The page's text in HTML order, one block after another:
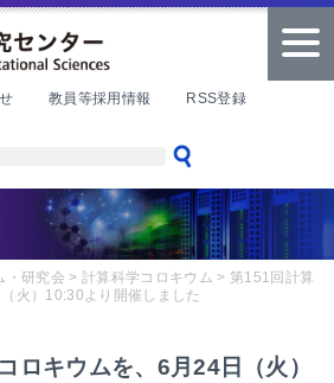
教員等採用情報
RSS登録
・研究会 >計算科学コロキウム > 第151回計算
火）10:30より開催しました
ロキウムを、6月24日（火）